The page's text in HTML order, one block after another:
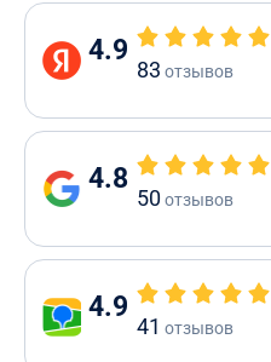
4.9
83 отзывов
4.8
50отзывов
4.9
41 отзывов